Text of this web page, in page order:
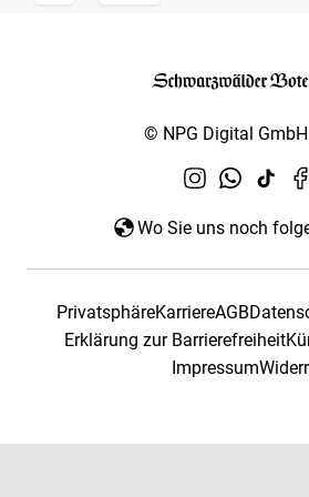
© NPG Digital
Wo Sie uns noch
PrivatsphäreKarriereAGB
Erklärung zur Barrierefreiheit
Impressum